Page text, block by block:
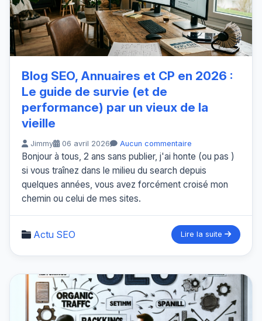
Blog SEO, Annuaires et CP en 2026 :
Le guide de survie (et de
performance) par un vieux de la
vieille
Jimmy 06 avril 2026 Aucun commentaire
Bonjour à tous, 2 ans sans publier, j'ai honte (ou pas )
si vous traînez dans le milieu du search depuis
quelques années, vous avez forcément croisé mon
chemin ou celui de mes sites.
Actu SEO Lire la suite